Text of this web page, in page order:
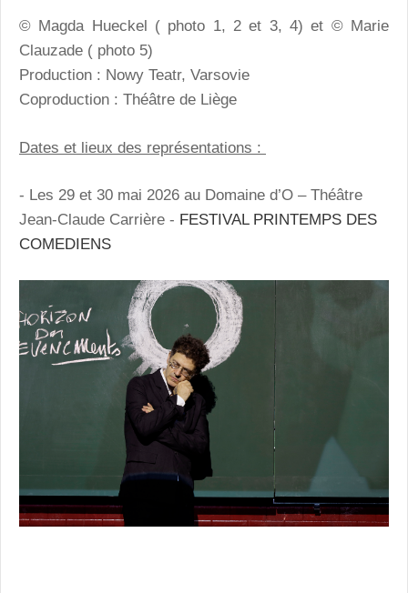
© Magda Hueckel ( photo 1, 2 et 3, 4) et © Marie
Clauzade ( photo 5)
Production : Nowy Teatr, Varsovie
Coproduction : Théâtre de Liège
Dates et lieux des représentations :
- Les 29 et 30 mai 2026 au Domaine d’O – Théâtre
Jean-Claude Carrière - FESTIVAL PRINTEMPS DES
COMEDIENS